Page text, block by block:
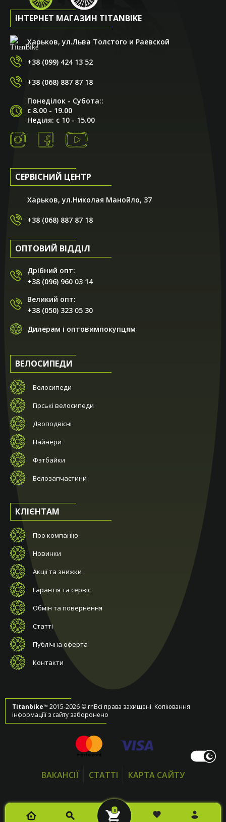
0
ІНТЕРНЕТ МАГАЗИН TITANBIKE
Харьков, ул.Льва Толстого и Раевской
+38 (099) 424 13 52
+38 (068) 887 87 18
Понеділок - Субота::
с 8.00 - 19.00
Неділя: с 10 - 15.00
СЕРВІСНИЙ ЦЕНТР
Харьков, ул.Николая Манойло, 37
+38 (068) 887 87 18
ОПТОВИЙ ВІДДІЛ
Дрібний опт:
+38 (096) 960 03 14
Великий опт:
+38 (050) 323 05 30
Дилерам і оптовимпокупцям
ВЕЛОСИПЕДИ
Велосипеди
Гірські велосипеди
Двоподвісні
Найнери
Фэтбайки
Велозапчастини
КЛІЄНТАМ
Про компанію
Новинки
Акції та знижки
Гарантія та сервіс
Обмін та повернення
Статті
Публічна оферта
Контакти
Titanbike™ 2015-2026 © rnВсі права захищені. Копіювання
інформаціїї з сайту заборонено
ВАКАНСІЇ СТАТТІ КАРТА САЙТУ